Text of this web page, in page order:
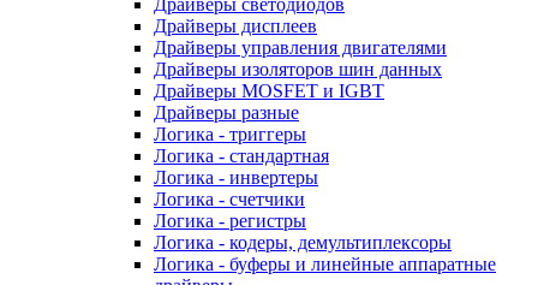
Драйверы дисплеев
Драйверы управления двигателями
Драйверы изоляторов шин данных
Драйверы MOSFET и IGBT
Драйверы разные
Логика - триггеры
Логика - стандартная
Логика - инвертеры
Логика - счетчики
Логика - регистры
Логика - кодеры, демультиплексоры
Логика - буферы и линейные аппаратные